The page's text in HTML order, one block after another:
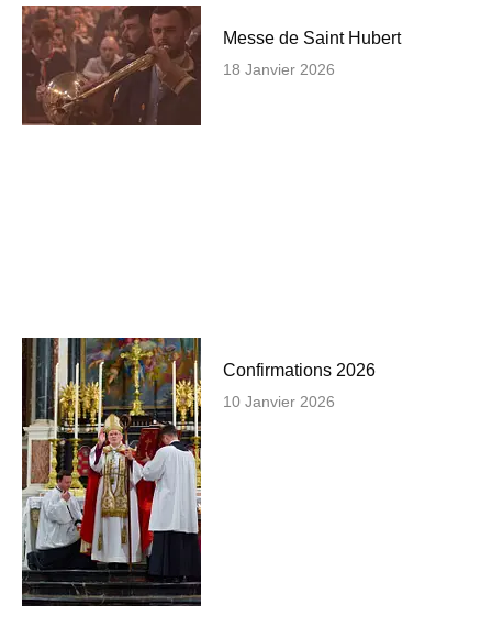
Messe de Saint Hubert
18 Janvier 2026
Confirmations 2026
10 Janvier 2026